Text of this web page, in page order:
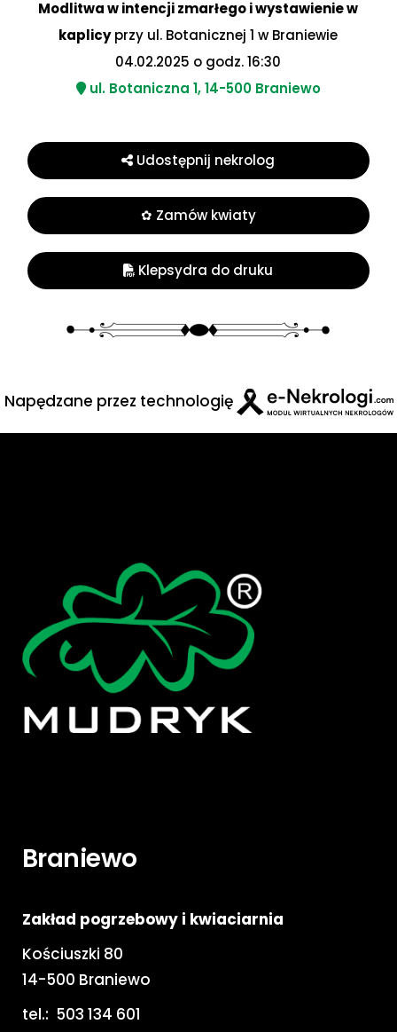
Modlitwa w intencji zmarłego i wystawienie w
kaplicyprzy ul. Botanicznej 1 w Braniewie
04.02.2025 o godz. 16:30
ul. Botaniczna 1, 14-500 Braniewo
Udostępnij nekrolog
✿ Zamów kwiaty
Klepsydra do druku
Napędzane przez technologię
Braniewo
Zakład pogrzebowy i kwiaciarnia
Kościuszki 80
14-500 Braniewo
tel.: 503 134 601